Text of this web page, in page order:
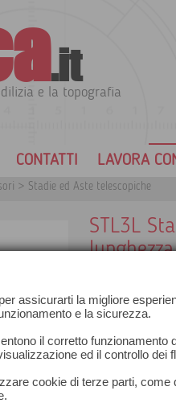
.it
e la topografia
CONTATTI LAVORA
> Stadie ed Aste telescopiche
STL3L
assicurarti la migliore
e la sicurezza.
il corretto funzionamento
ed il controllo dei
cookie di terze parti, come